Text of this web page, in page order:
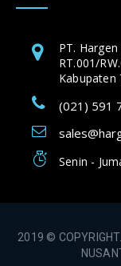
PT.
RT.001/
Kabupaten
(021) 591
Senin -
2019 ©